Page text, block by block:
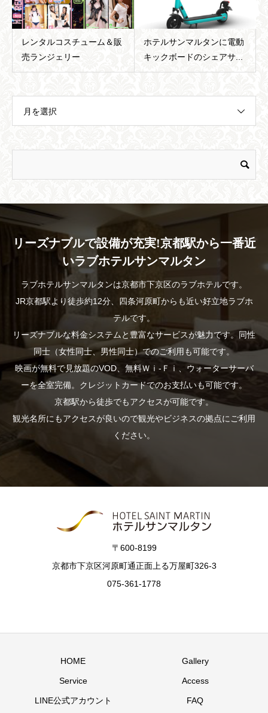
レンタルコスチューム＆販
売ランジェリー
ホテルサンマルタンに電動
キックボードのシェアサ...
月を選択
リーズナブルで設備が充実!京都駅から一番近
いラブホテルサンマルタン
ラブホテルサンマルタンは京都市下京区のラブホテルです。
JR京都駅より徒歩約12分、四条河原町からも近い好立地ラブホ
テルです。
リーズナブルな料金システムと豊富なサービスが魅力です。同性
同士（女性同士、男性同士）でのご利用も可能です。
映画が無料で見放題のVOD、無料Ｗｉ-Ｆｉ、ウォーターサーバ
ーを全室完備。クレジットカードでのお支払いも可能です。
京都駅から徒歩でもアクセスが可能です。
観光名所にもアクセスが良いので観光やビジネスの拠点にご利用
ください。
〒600-8199
京都市下京区河原町通正面上る万屋町326-3
075-361-1778
HOME Gallery
Service Access
LINE公式アカウント FAQ